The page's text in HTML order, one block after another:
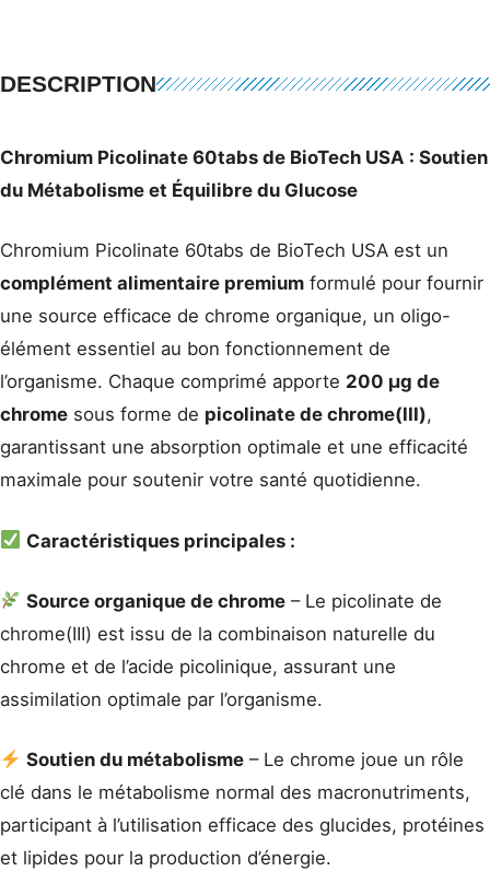
DESCRIPTION
Chromium Picolinate 60tabs de BioTech USA : Soutien
du Métabolisme et Équilibre du Glucose
Chromium Picolinate 60tabs de BioTech USA est un
complément alimentaire premium formulé pour fournir
une source efficace de chrome organique, un oligo-
élément essentiel au bon fonctionnement de
l’organisme. Chaque comprimé apporte 200 µg de
chrome sous forme de picolinate de chrome(III),
garantissant une absorption optimale et une efficacité
maximale pour soutenir votre santé quotidienne.
Caractéristiques principales :
Source organique de chrome – Le picolinate de
chrome(III) est issu de la combinaison naturelle du
chrome et de l’acide picolinique, assurant une
assimilation optimale par l’organisme.
Soutien du métabolisme – Le chrome joue un rôle
clé dans le métabolisme normal des macronutriments,
participant à l’utilisation efficace des glucides, protéines
et lipides pour la production d’énergie.